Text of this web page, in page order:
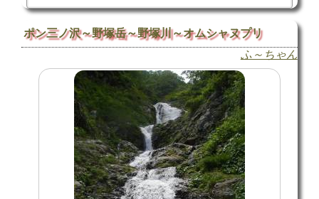
ポン三ノ沢～野塚岳～野塚川～オムシャヌプリ
ふ～ちゃん